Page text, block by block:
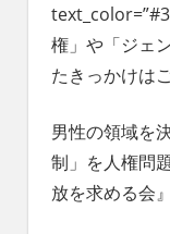
権」や「ジェ
たきっかけは
男性の領域を
制」を人権問
放を求める会